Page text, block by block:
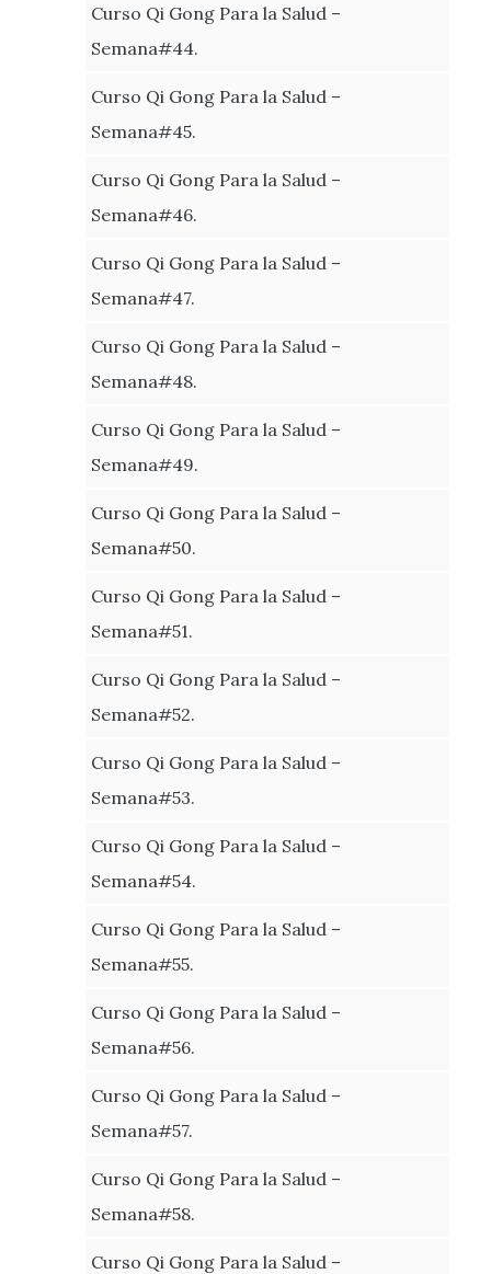
Curso Qi Gong Para la Salud –
Semana#44.
Curso Qi Gong Para la Salud –
Semana#45.
Curso Qi Gong Para la Salud –
Semana#46.
Curso Qi Gong Para la Salud –
Semana#47.
Curso Qi Gong Para la Salud –
Semana#48.
Curso Qi Gong Para la Salud –
Semana#49.
Curso Qi Gong Para la Salud –
Semana#50.
Curso Qi Gong Para la Salud –
Semana#51.
Curso Qi Gong Para la Salud –
Semana#52.
Curso Qi Gong Para la Salud –
Semana#53.
Curso Qi Gong Para la Salud –
Semana#54.
Curso Qi Gong Para la Salud –
Semana#55.
Curso Qi Gong Para la Salud –
Semana#56.
Curso Qi Gong Para la Salud –
Semana#57.
Curso Qi Gong Para la Salud –
Semana#58.
Curso Qi Gong Para la Salud –